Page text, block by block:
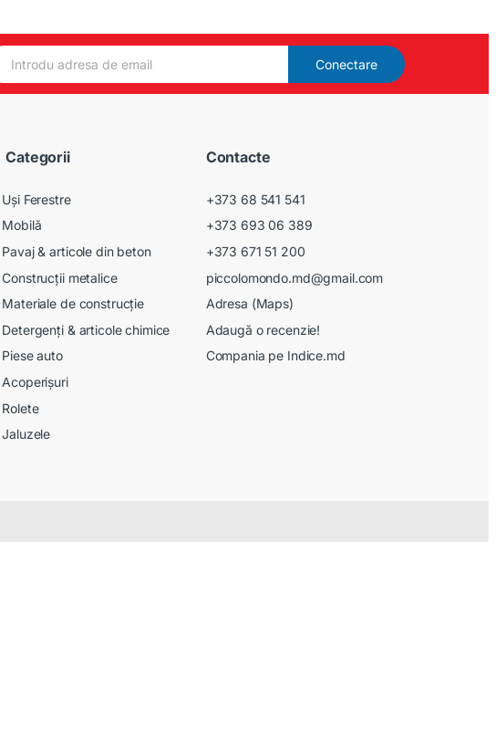
Conectare
Categorii
Uși Ferestre
Mobilă
Pavaj & articole din beton
Construcții metalice
Materiale de construcție
Detergenți & articole chimice
Piese auto
Acoperișuri
Rolete
Jaluzele
Contacte
+373 68 541 541
+373 693 06 389
+373 671 51 200
piccolomondo.md@gmail.com
Adresa (Maps)
Adaugă o recenzie!
Compania pe Indice.md